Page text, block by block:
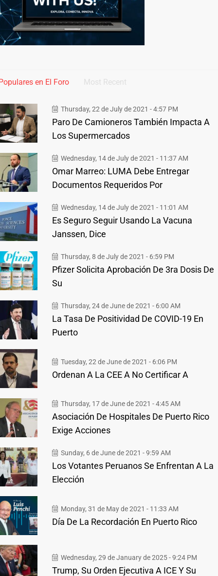
en El Foro Most Recent
Thursday, 22 de July de 2021 - 4:57 PM
Paro De Camioneros También Impacta A
Los Supermercados
Wednesday, 14 de July de 2021 - 11:37 AM
Omar Marreo: LUMA Debe Entregar
Documentos Requeridos Por
Wednesday, 14 de July de 2021 - 11:01 AM
Es Seguro Seguir Usando La Vacuna
Janssen, Dice
Thursday, 8 de July de 2021 - 6:59 PM
Pfizer Solicita Aprobación De 3ra Dosis De
Su
Thursday, 24 de June de 2021 - 6:00 AM
La Tasa De Positividad De COVID-19 En
Puerto
Tuesday, 22 de June de 2021 - 6:06 PM
Ordenan A La CEE A No Certificar A
Thursday, 17 de June de 2021 - 4:45 AM
Asociación De Hospitales De Puerto Rico
Exige Acciones
Sunday, 6 de June de 2021 - 9:59 AM
Los Votantes Peruanos Se Enfrentan A La
Elección
Monday, 31 de May de 2021 - 11:33 AM
Día De La Recordación En Puerto Rico
Wednesday, 29 de January de 2025 - 9:24 PM
Trump, Su Orden Ejecutiva A ICE Y Su